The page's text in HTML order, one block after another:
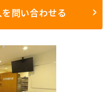
問い合わせる